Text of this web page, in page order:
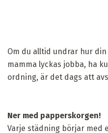
Om du alltid undrar hur
mamma lyckas jobba, ha
ordning, är det dags att
Ner med papperskorgen!
Varje städning börjar med